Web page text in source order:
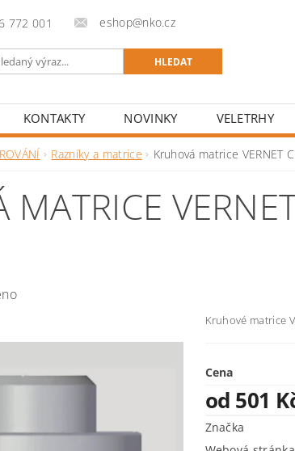
772 001 eshop@nko.cz
KONTAKTY NOVINKY VELETRHY
Razníky a matrice Kruhová matrice VERNET
MATRICE
Kruhové matrice
Cena
od 501
Značka